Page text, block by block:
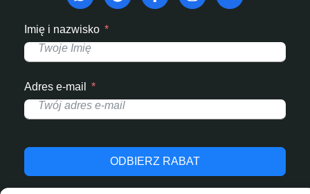
Imię i nazwisko
Adres e-mail
ODBIERZ RABAT